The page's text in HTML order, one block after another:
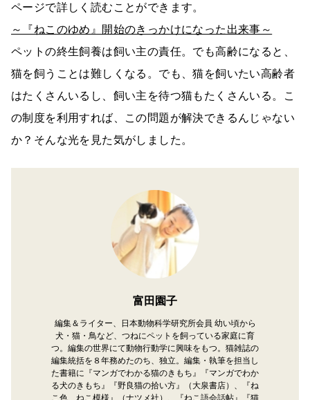
ページで詳しく読むことができます。
～『ねこのゆめ』開始のきっかけになった出来事～
ペットの終生飼養は飼い主の責任。でも高齢になると、
猫を飼うことは難しくなる。でも、猫を飼いたい高齢者
はたくさんいるし、飼い主を待つ猫もたくさんいる。こ
の制度を利用すれば、この問題が解決できるんじゃない
か？そんな光を見た気がしました。
富田園子
編集＆ライター、日本動物科学研究所会員 幼い頃から
犬・猫・鳥など、つねにペットを飼っている家庭に育
つ。編集の世界にて動物行動学に興味をもつ。猫雑誌の
編集統括を８年務めたのち、独立。編集・執筆を担当し
た書籍に『マンガでわかる猫のきもち』『マンガでわか
る犬のきもち』『野良猫の拾い方』（大泉書店）、『ね
こ色、ねこ模様』（ナツメ社）、『ねこ語会話帖』『猫